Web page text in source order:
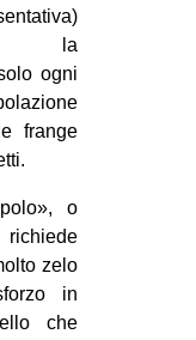
la
ogni
frange
o
richiede
zelo
in
che